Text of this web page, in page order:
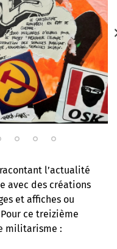
l’actualité
avec des créations
et affiches ou
ce treizième
militarisme :